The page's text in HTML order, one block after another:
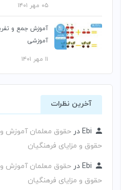
۰۵ مهر ۱۴۰۱
آموزش جمع و
آموزشی
۱۱ مهر ۱۴۰۱
آخرین نظرات
Ebi در حقوق معلمان آموزش
حقوق و مزایای فرهنگیان
Ebi در حقوق معلمان آموزش
حقوق و مزایای فرهنگیان